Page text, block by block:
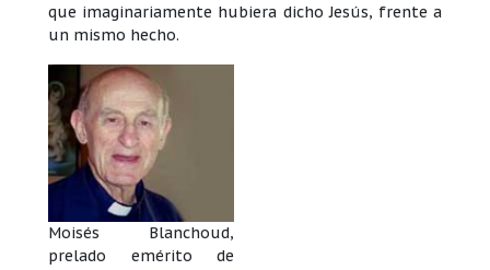
que imaginariamente hubiera dicho Jesús, frente a
un mismo hecho.
Moisés Blanchoud,
prelado emérito de